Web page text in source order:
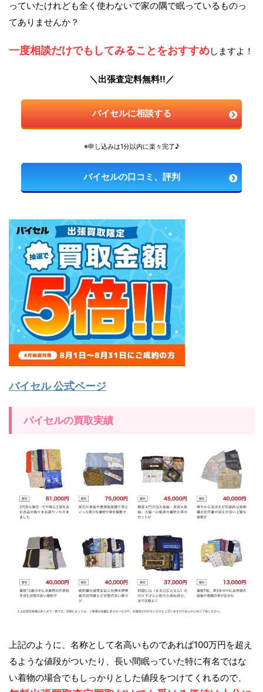
っていたけれども全く使わないで家の隅で眠っているものっ
てありませんか？
一度相談だけでもしてみることをおすすめしますよ！
＼出張査定料無料!!／
バイセルに相談する
※申し込みは1分以内に楽々完了♪
バイセルの口コミ、評判
バイセル 公式ページ
バイセルの買取実績
上記のように、名称として名高いものであれば100万円を超え
るような値段がついたり、長い間眠っていた特に有名ではな
い着物の場合でもしっかりとした値段をつけてくれるので、